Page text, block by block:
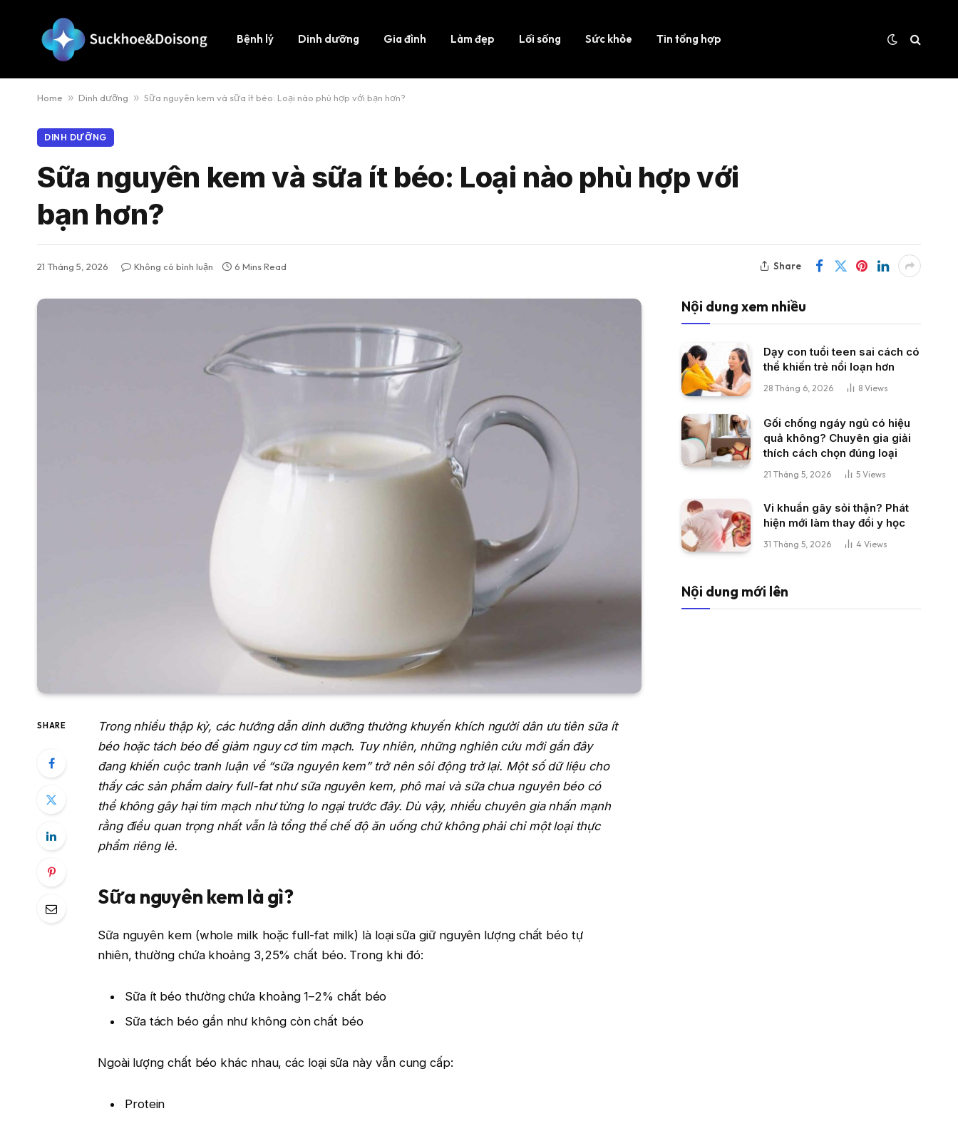
Bệnh lý Dinh dưỡng Gia đình Làm đẹp Lối sống Sức khỏe Tin tổng hợp
Home » Dinh dưỡng » Sữa nguyên kem và sữa ít béo: Loại nào phù hợp với bạn hơn?
DINH DƯỠNG
Sữa nguyên kem và sữa ít béo: Loại nào phù hợp với
bạn hơn?
21 Tháng 5, 2026 Không có bình luận 6 Mins Read Share
SHARE
Trong nhiều thập kỷ, các hướng dẫn dinh dưỡng thường khuyến khích người dân ưu tiên sữa ít
béo hoặc tách béo để giảm nguy cơ tim mạch. Tuy nhiên, những nghiên cứu mới gần đây
đang khiến cuộc tranh luận về “sữa nguyên kem” trở nên sôi động trở lại. Một số dữ liệu cho
thấy các sản phẩm dairy full-fat như sữa nguyên kem, phô mai và sữa chua nguyên béo có
thể không gây hại tim mạch như từng lo ngại trước đây. Dù vậy, nhiều chuyên gia nhấn mạnh
rằng điều quan trọng nhất vẫn là tổng thể chế độ ăn uống chứ không phải chỉ một loại thực
phẩm riêng lẻ.
Sữa nguyên kem là gì?
Sữa nguyên kem (whole milk hoặc full-fat milk) là loại sữa giữ nguyên lượng chất béo tự
nhiên, thường chứa khoảng 3,25% chất béo. Trong khi đó:
Sữa ít béo thường chứa khoảng 1–2% chất béo
Sữa tách béo gần như không còn chất béo
Ngoài lượng chất béo khác nhau, các loại sữa này vẫn cung cấp:
Protein
Nội dung xem nhiều
Dạy con tuổi teen sai cách có
thể khiến trẻ nổi loạn hơn
28 Tháng 6, 2026 8 Views
Gối chống ngáy ngủ có hiệu
quả không? Chuyên gia giải
thích cách chọn đúng loại
21 Tháng 5, 2026 5 Views
Vi khuẩn gây sỏi thận? Phát
hiện mới làm thay đổi y học
31 Tháng 5, 2026 4 Views
Nội dung mới lên